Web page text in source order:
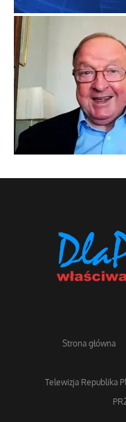
Strona główna
Telewizja Republika